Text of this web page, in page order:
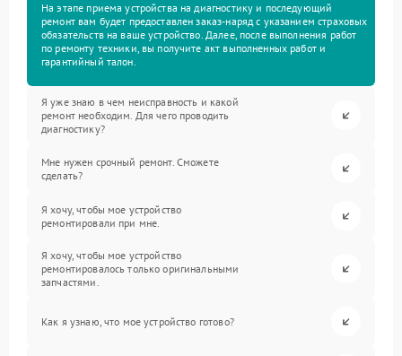
На этапе приема устройства на диагностику и последующий
ремонт вам будет предоставлен заказ-наряд с указанием страховых
обязательств на ваше устройство. Далее, после выполнения работ
по ремонту техники, вы получите акт выполненных работ и
гарантийный талон.
Я уже знаю в чем неисправность и какой
ремонт необходим. Для чего проводить
диагностику?
Мне нужен срочный ремонт. Сможете
сделать?
Я хочу, чтобы мое устройство
ремонтировали при мне.
Я хочу, чтобы мое устройство
ремонтировалось только оригинальными
запчастями.
Как я узнаю, что мое устройство готово?